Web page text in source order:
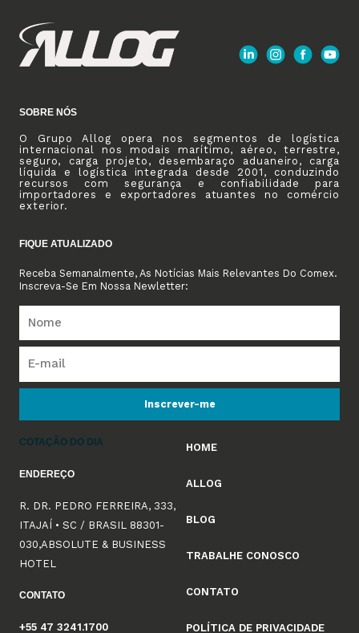
SOBRE NÓS
O Grupo Allog opera nos segmentos de logística
internacional nos modais marítimo, aéreo, terrestre,
seguro, carga projeto, desembaraço aduaneiro, carga
líquida e logística integrada desde 2001, conduzindo
recursos com segurança e confiabilidade para
importadores e exportadores atuantes no comércio
exterior.
FIQUE ATUALIZADO
Receba Semanalmente, As Notícias Mais Relevantes Do Comex.
Inscreva-Se Em Nossa Newletter:
Inscrever-me
COTAÇÃO DO DIA
ENDEREÇO
R. DR. PEDRO FERREIRA, 333,
ITAJAÍ • SC / BRASIL 88301-
030,ABSOLUTE & BUSINESS
HOTEL
CONTATO
+55 47 3241.1700
HOME
ALLOG
BLOG
TRABALHE CONOSCO
CONTATO
POLÍTICA DE PRIVACIDADE